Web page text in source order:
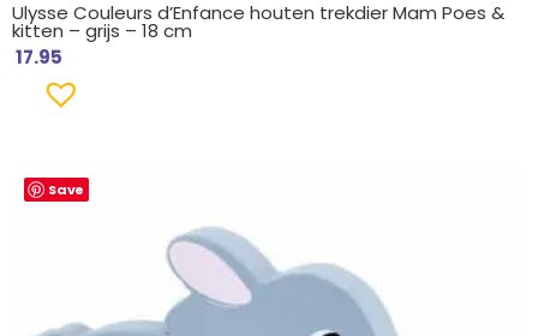
Ulysse Couleurs d’Enfance houten trekdier Mam Poes &
kitten – grijs – 18 cm
17.95
Save